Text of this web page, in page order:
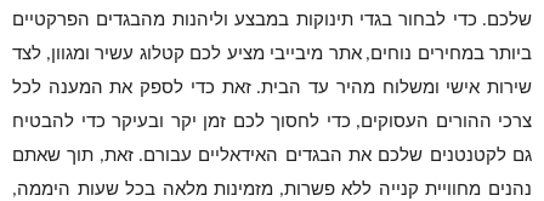
שלכם. כדי לבחור בגדי תינוקות במבצע וליהנות מהבגדים הפרקטיים
ביותר במחירים נוחים,אתר מיבייבי מציע לכם קטלוג עשיר ומגוון, לצד
שירות אישי ומשלוח מהיר עד הבית.זאת כדי לספק את המענה לכל
צרכי ההורים העסוקים, כדי לחסוך לכם זמן יקר ובעיקר כדי להבטיח
גם לקטנטנים שלכם את הבגדים האידאליים עבורם.זאת, תוך שאתם
נהנים מחוויית קנייה ללא פשרות, מזמינות מלאה בכל שעות היממה,